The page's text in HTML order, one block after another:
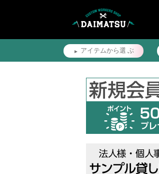
アイテムから選 ぶ